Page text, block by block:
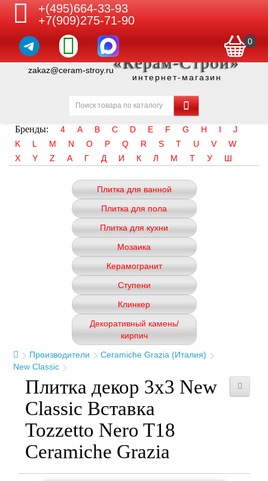
+(495)664-33-93
+7(909)275-71-90
0
zakaz@ceram-stroy.ru«Керам-Строй»
интернет-магазин
Бренды: 4 A B C D E F G H I
J
K
L M N O P Q R S T U V
W
X
Y Z А Г Д И К Л М Т У Ш
Плитка для ванной
Плитка для пола
Плитка для кухни
Мозаика
Керамогранит
Ступени
Клинкер
Декоративный камень/
кирпич
Производители
Ceramiche Grazia (Италия)
New Classic
Плитка декор 3x3 New
Classic Вставка
Tozzetto Nero T18
Ceramiche Grazia